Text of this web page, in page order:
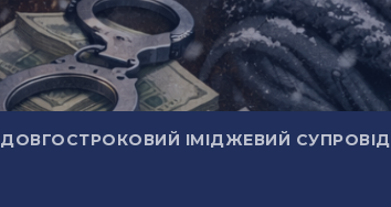
ДОВГОСТРОКОВИЙ ІМІДЖЕВИЙ СУПРОВІД